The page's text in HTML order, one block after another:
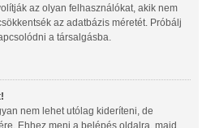
az olyan felhasználókat, akik nem
az adatbázis méretét. Próbálj
a társalgásba.
nem lehet utólag kideríteni, de
Ehhez menj a belépés oldalra, majd